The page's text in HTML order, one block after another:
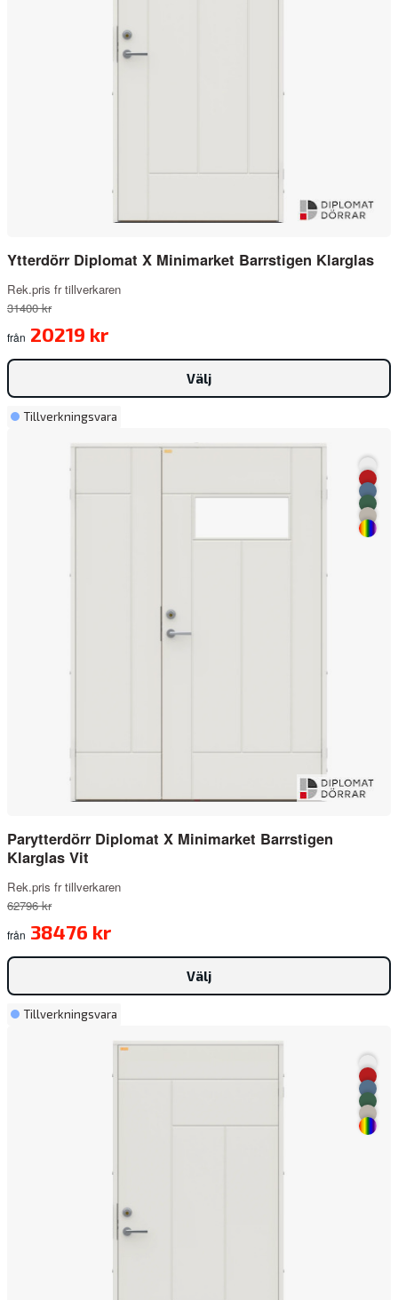
Ytterdörr Diplomat X Minimarket Barrstigen Klarglas
Rek.pris fr tillverkaren
31400 kr
från 20219 kr
Välj
Tillverkningsvara
Parytterdörr Diplomat X Minimarket Barrstigen
Klarglas Vit
Rek.pris fr tillverkaren
62796 kr
från 38476 kr
Välj
Tillverkningsvara